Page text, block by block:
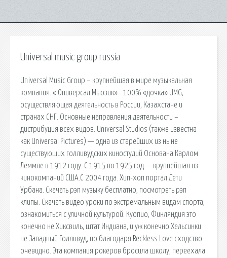
Universal music group russia
Universal Music Group – крупнейшая в мире музыкальная
компания. «Юниверсал Мьюзик» - 100% «дочка» UMG,
осуществляющая деятельность в России, Казахстане и
странах СНГ. Основные направления деятельности –
дистрибуция всех видов. Universal Studios (также известна
как Universal Pictures) — одна из старейших из ныне
существующих голливудских киностудий.Основана Карлом
Леммле в 1912 году. С 1915 по 1925 год — крупнейшая из
кинокомпаний США.С 2004 года. Хип-хоп портал Дети
Урбана. Скачать рэп музыку бесплатно, посмотреть рэп
клипы. Скачать видео уроки по экстремальным видам спорта,
ознакомиться с уличной культурой. Куопио, Финляндия это
конечно не Хиксвиль, штат Индиана, и уж конечно Хельсинки
не Западный Голливуд, но благодаря Reckless Love сходство
очевидно. Эта компания рокеров бросила школу, переехала